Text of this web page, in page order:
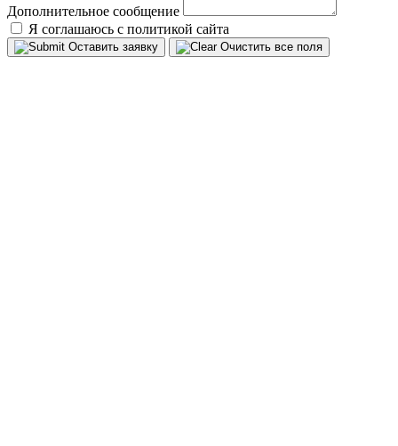
Дополнительное сообщение
Я соглашаюсь с политикой сайта
Оставить заявку Очистить все поля